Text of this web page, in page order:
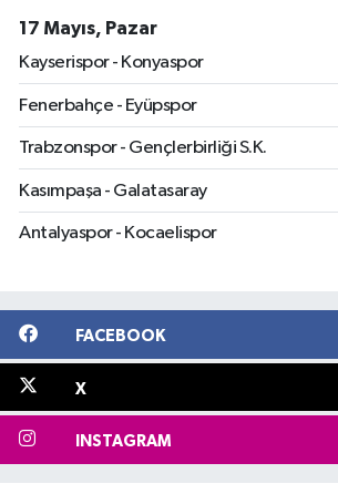
17 Mayıs, Pazar
Kayserispor - Konyaspor
Fenerbahçe - Eyüpspor
Trabzonspor - Gençlerbirliği S.K.
Kasımpaşa - Galatasaray
Antalyaspor - Kocaelispor
FACEBOOK
X
INSTAGRAM